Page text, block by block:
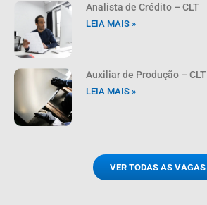
Analista de Crédito – CLT
LEIA MAIS »
Auxiliar de Produção – CLT
LEIA MAIS »
VER TODAS AS VAGAS